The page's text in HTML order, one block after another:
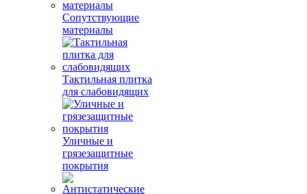
Сопутствующие
материалы
Тактильная плитка
для слабовидящих
Уличные и
грязезащитные
покрытия